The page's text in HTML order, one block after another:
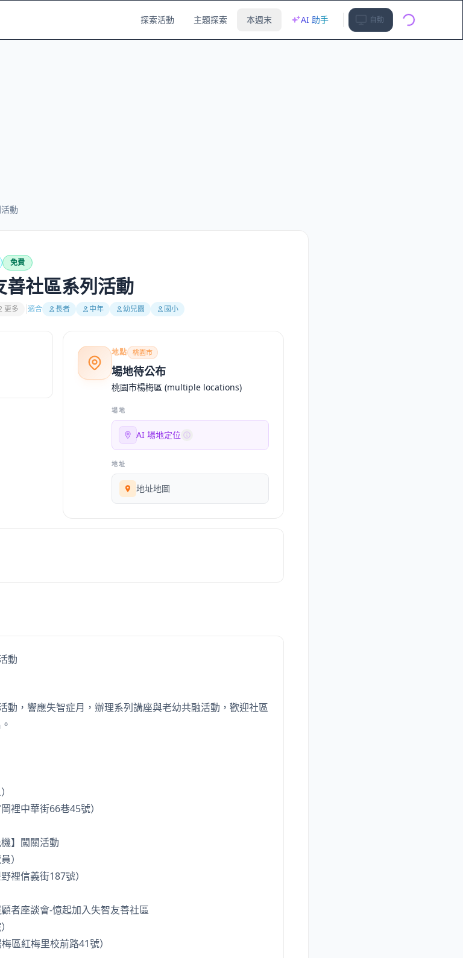
探索活動 主題探索 本週末 AI 助手 自動
動
免費
社區系列活動
更多 適合 長者 中年 幼兒園 國小
地點 桃園市
場地待公布
桃園市楊梅區 (multiple locations)
場地
AI 場地定位
地址
地址地圖
動，響應失智症月，辦理系列講座與老幼共融活動，歡迎社區
裡中華街66巷45號）
】闖關活動
）
裡信義街187號）
者座談會-憶起加入失智友善社區
區紅梅里校前路41號）